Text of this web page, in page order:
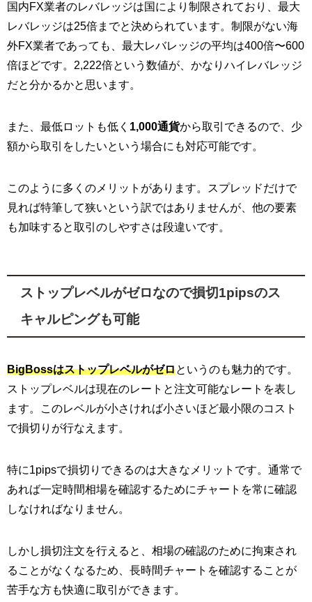
国内FX業者のレバレッジは国により制限されており、最大
レバレッジは25倍までと決められています。制限がない海
外FX業者であっても、最大レバレッジの平均は400倍〜600
倍ほどです。2,222倍という数値が、かなりハイレバレッジ
だと分かるかと思います。
また、最低ロットも低く 1,000通貨から取引できるので、少
額から取引をしたいという場合にも対応可能です。
このように多くのメリットがあります。スプレッドだけで
見れば特筆して狭いという訳ではありませんが、他の要素
も加味すると取引のしやすさは段違いです。
ストップレベルがゼロなので損切1pipsのス
キャルピングも可能
BigBossはストップレベルがゼロというのも魅力的です。
ストップレベルは現在のレートと注文可能なレートを表し
ます。このレベルが小さければ小さいほど最小限のコスト
で損切りが行なえます。
特に1pipsで損切りできるのは大きなメリットです。通常で
あれば一定時間相場を確認するためにチャートを常に確認
しなければなりません。
しかし損切注文を行えると、相場の確認のために拘束され
ることがなくなるため、長時間チャートを確認することが
苦手な方も快適に取引ができます。